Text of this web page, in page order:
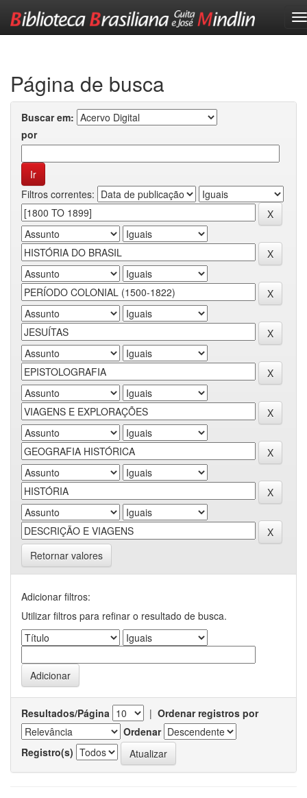
Página de busca
Buscar em:
por
Filtros correntes:
Retornar valores
Adicionar filtros:
Utilizar filtros para refinar o resultado de busca.
Resultados/Página | Ordenar registros por
Ordenar
Registro(s)